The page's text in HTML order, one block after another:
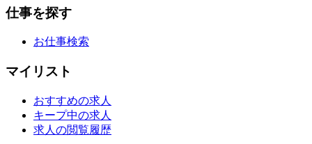
仕事を探す
お仕事検索
マイリスト
おすすめの求人
キープ中の求人
求人の閲覧履歴